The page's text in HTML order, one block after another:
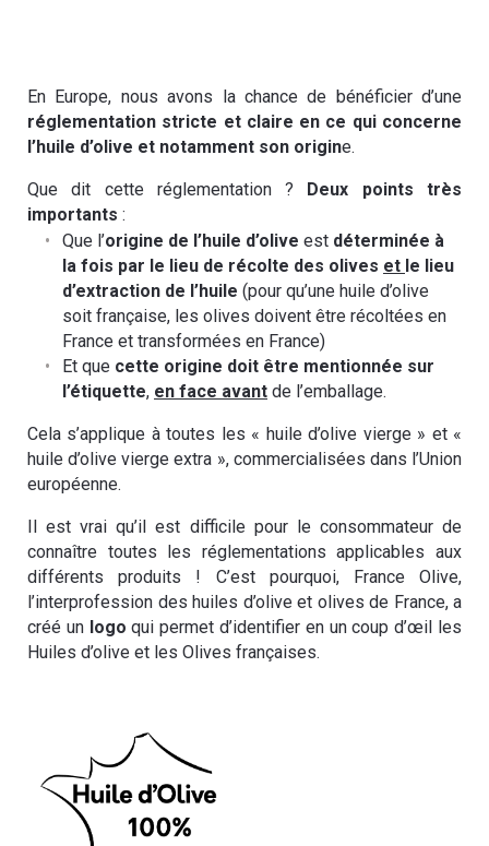
En Europe, nous avons la chance de bénéficier d’une
réglementation stricte et claire en ce qui concerne
l’huile d’olive et notamment son origine.
Que dit cette réglementation ?
Deux points très
importants :
Que l’origine de l’huile d’olive est déterminée à
la fois par le lieu de récolte des olives et le lieu
d’extraction de l’huile (pour qu’une huile d’olive
soit française, les olives doivent être récoltées en
France et transformées en France)
Et que cette origine doit être mentionnée sur
l’étiquette, en face avant de l’emballage.
Cela s’applique à toutes les « huile d’olive vierge » et «
huile d’olive vierge extra », commercialisées dans l’Union
européenne.
Il est vrai qu’il est difficile pour le consommateur de
connaître toutes les réglementations applicables aux
différents produits ! C’est pourquoi, France Olive,
l’interprofession des huiles d’olive et olives de France, a
créé unlogo qui permet d’identifier en un coup d’œil les
Huiles d’olive et les Olives françaises.